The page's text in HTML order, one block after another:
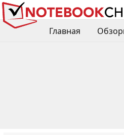
Главная